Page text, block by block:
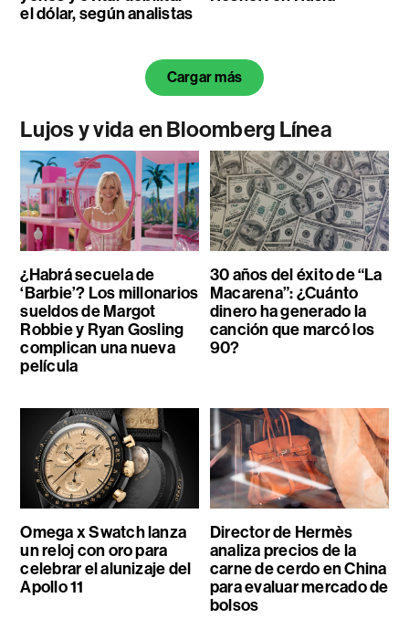
el dólar, según analistas
Cargar más
Lujos y vida en Bloomberg Línea
¿Habrá secuela de
‘Barbie’? Los millonarios
sueldos de Margot
Robbie y Ryan Gosling
complican una nueva
película
30 años del éxito de “La
Macarena”: ¿Cuánto
dinero ha generado la
canción que marcó los
90?
Omega x Swatch lanza
un reloj con oro para
celebrar el alunizaje del
Apollo 11
Director de Hermès
analiza precios de la
carne de cerdo en China
para evaluar mercado de
bolsos